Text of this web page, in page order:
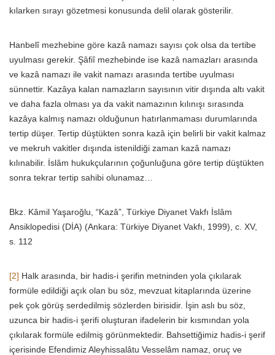
kılarken sırayı gözetmesi konusunda delil olarak gösterilir.
Hanbelî mezhebine göre kazâ namazı sayısı çok olsa da tertibe
uyulması gerekir. Şâfiî mezhebinde ise kazâ namazları arasında
ve kazâ namazı ile vakit namazı arasında tertibe uyulması
sünnettir. Kazâya kalan namazların sayısının vitir dışında altı vakit
ve daha fazla olması ya da vakit namazının kılınışı sırasında
kazâya kalmış namazı olduğunun hatırlanmaması durumlarında
tertip düşer. Tertip düştükten sonra kazâ için belirli bir vakit kalmaz
ve mekruh vakitler dışında istenildiği zaman kazâ namazı
kılınabilir. İslâm hukukçularının çoğunluğuna göre tertip düştükten
sonra tekrar tertip sahibi olunamaz…
Bkz. Kâmil Yaşaroğlu, “Kazâ”, Türkiye Diyanet Vakfı İslâm
Ansiklopedisi (DİA) (Ankara: Türkiye Diyanet Vakfı, 1999), c. XV,
s. 112
[2] Halk arasında, bir hadis-i şerifin metninden yola çıkılarak
formüle edildiği açık olan bu söz, mevzuat kitaplarında üzerine
pek çok görüş serdedilmiş sözlerden birisidir. İşin aslı bu söz,
uzunca bir hadis-i şerifi oluşturan ifadelerin bir kısmından yola
çıkılarak formüle edilmiş görünmektedir. Bahsettiğimiz hadis-i şerif
içerisinde Efendimiz Aleyhissalâtu Vesselâm namaz, oruç ve